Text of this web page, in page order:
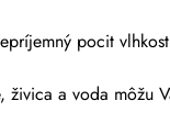
pocit
živica a voda môžu